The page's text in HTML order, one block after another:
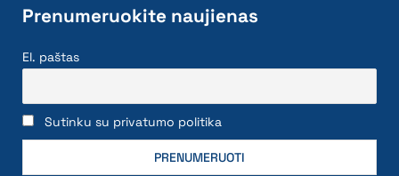
Prenumeruokite naujienas
El. paštas
Sutinku su privatumo politika